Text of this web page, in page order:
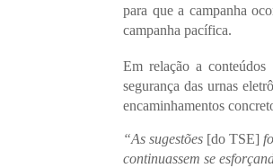
para que a campanha
campanha pacífica.
Em relação a
segurança das urnas
encaminhamentos
“As sugestões [do TSE]
continuassem se